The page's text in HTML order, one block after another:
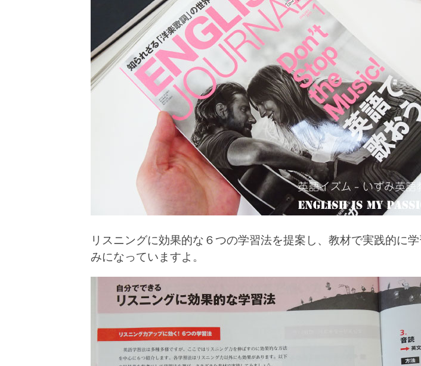
リスニングに効果的な６つの学習法を提案し、教材で実践的に
みになっていますよ。